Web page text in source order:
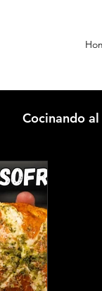
Cocinando
Dónde